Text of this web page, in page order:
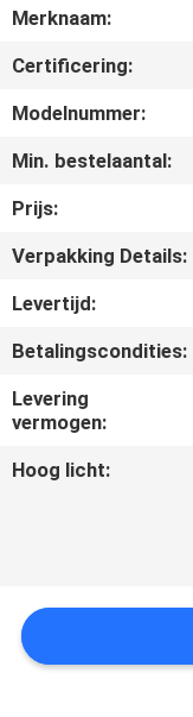
ONS
VERZOEK
EEN
CITAAT
SITEMAP
POLICY
Merknaam:
Certificering:
Modelnummer:
Min. bestelaantal:
Prijs:
Verpakking Details:
Levertijd:
Betalingscondities:
Levering
vermogen:
Hoog licht: